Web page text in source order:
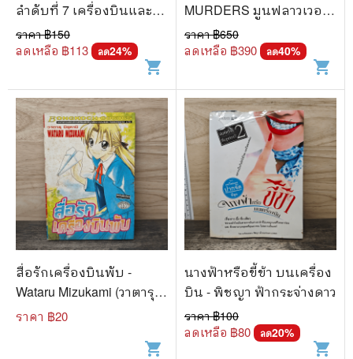
ลำดับที่ 7 เครื่องบินและ
จรวด
ราคา ฿150
ลดเหลือ ฿113 ลด24%
shopping_cart
MURDERS มูนฟลาวเวอร์
เมอร์เดอร์ - แอนโธนี โฮโร
วิตซ์
ราคา ฿650
ลดเหลือ ฿390 ลด40%
shopping_cart
สื่อรักเครื่องบินพับ -
Wataru Mizukami (วาตารุ มิ
ซุคามิ)
ราคา ฿20
shopping_cart
นางฟ้าหรือขี้ข้า บนเครื่อง
บิน - พิชญา ฟ้ากระจ่างดาว
ราคา ฿100
ลดเหลือ ฿80 ลด20%
shopping_cart